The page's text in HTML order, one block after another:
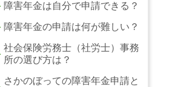
障害年金は自分で申請できる？
障害年金の申請は何が難しい？
社会保険労務士（社労士）事務
所の選び方は？
さかのぼっての障害年金申請と